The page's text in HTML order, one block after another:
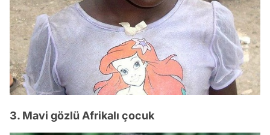
3. Mavi gözlü Afrikalı çocuk